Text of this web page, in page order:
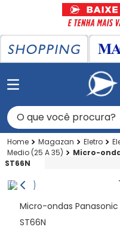
O que você procura?
Magazan Eletro
Medio (25 A 35)
Micro-
ST66N
Micro-ondas Panasonic
ST66N